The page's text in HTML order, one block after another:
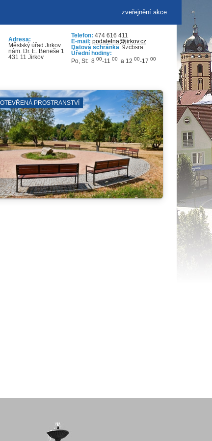
zveřejnění akce
Adresa:
Městský úřad Jirkov
nám. Dr. E. Beneše 1
431 11 Jirkov
Telefon: 474 616 411
E-mail: podatelna@jirkov.cz
Datová schránka: 9zcbsra
Úřední hodiny:
Po, St: 8 00-11 00 a 12 00-17 00
KNIHOVNA